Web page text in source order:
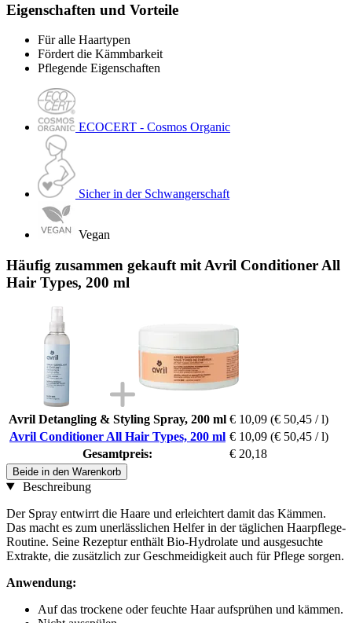
Eigenschaften und Vorteile
Für alle Haartypen
Fördert die Kämmbarkeit
Pflegende Eigenschaften
ECOCERT - Cosmos Organic
Sicher in der Schwangerschaft
Vegan
Häufig zusammen gekauft mit Avril Conditioner All
Hair Types, 200 ml
Avril Detangling & Styling Spray, 200 ml € 10,09 (€ 50,45 / l)
Avril Conditioner All Hair Types, 200 ml € 10,09 (€ 50,45 / l)
Gesamtpreis:
€ 20,18
Beide in den Warenkorb
Beschreibung
Der Spray entwirrt die Haare und erleichtert damit das Kämmen.
Das macht es zum unerlässlichen Helfer in der täglichen Haarpflege-
Routine. Seine Rezeptur enthält Bio-Hydrolate und ausgesuchte
Extrakte, die zusätzlich zur Geschmeidigkeit auch für Pflege sorgen.
Anwendung:
Auf das trockene oder feuchte Haar aufsprühen und kämmen.